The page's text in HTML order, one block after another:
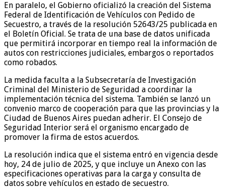
En paralelo, el Gobierno oficializó la creación del Sistema
Federal de Identificación de Vehículos con Pedido de
Secuestro, a través de la resolución 52643/25 publicada en
el Boletín Oficial. Se trata de una base de datos unificada
que permitirá incorporar en tiempo real la información de
autos con restricciones judiciales, embargos o reportados
como robados.
La medida faculta a la Subsecretaría de Investigación
Criminal del Ministerio de Seguridad a coordinar la
implementación técnica del sistema. También se lanzó un
convenio marco de cooperación para que las provincias y la
Ciudad de Buenos Aires puedan adherir. El Consejo de
Seguridad Interior será el organismo encargado de
promover la firma de estos acuerdos.
La resolución indica que el sistema entró en vigencia desde
hoy, 24 de julio de 2025, y que incluye un Anexo con las
especificaciones operativas para la carga y consulta de
datos sobre vehículos en estado de secuestro.